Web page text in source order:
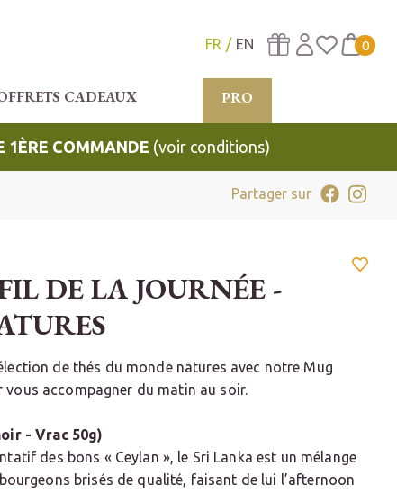
FR EN 0
CADEAUX PRO
1ÈRE COMMANDE (voir conditions)
Partager sur
DE LA JOURNÉE -
de thés du monde natures avec notre Mug
accompagner du matin au soir.
- Vrac 50g)
des bons « Ceylan », le Sri Lanka est un mélange
brisés de qualité, faisant de lui l’afternoon